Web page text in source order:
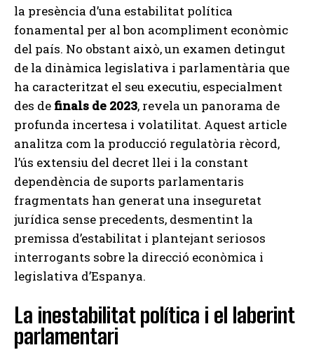
la presència d’una estabilitat política
fonamental per al bon acompliment econòmic
del país. No obstant això, un examen detingut
de la dinàmica legislativa i parlamentària que
ha caracteritzat el seu executiu, especialment
des de finals de 2023, revela un panorama de
profunda incertesa i volatilitat. Aquest article
analitza com la producció regulatòria rècord,
l’ús extensiu del decret llei i la constant
dependència de suports parlamentaris
fragmentats han generat una inseguretat
jurídica sense precedents, desmentint la
premissa d’estabilitat i plantejant seriosos
interrogants sobre la direcció econòmica i
legislativa d’Espanya.
La inestabilitat política i el laberint
parlamentari